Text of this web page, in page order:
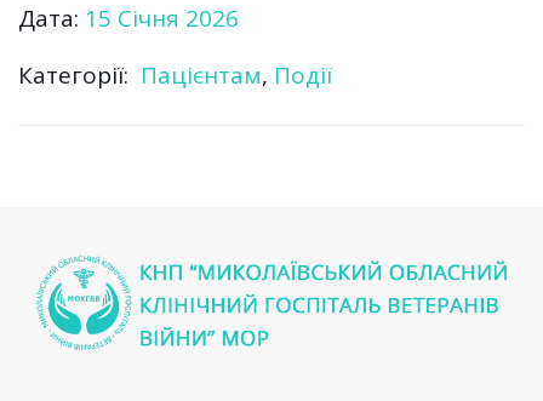
Дата: 15 Січня 2026
Категорії: Пацієнтам, Події